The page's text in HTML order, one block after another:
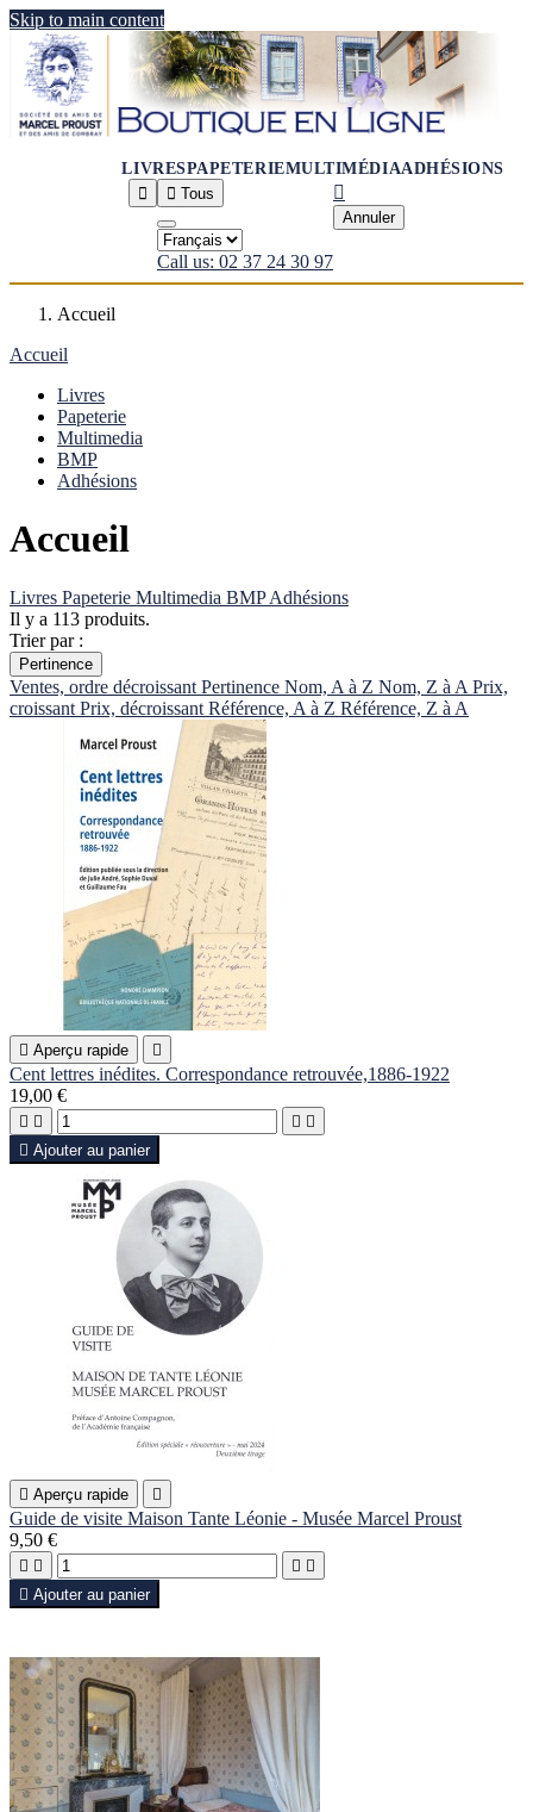
Skip to main content
LIVRESPAPETERIEMULTIMÉDIAADHÉSIONS

 Tous
Call us: 02 37 24 30 97

Annuler
Accueil
Accueil
Livres
Papeterie
Multimedia
BMP
Adhésions
Accueil
Livres Papeterie Multimedia BMP Adhésions
Il y a 113 produits.
Trier par :
Pertinence
Ventes, ordre décroissant Pertinence Nom, A à Z Nom, Z à A Prix,
croissant Prix, décroissant Référence, A à Z Référence, Z à A
 Aperçu rapide 
Cent lettres inédites. Correspondance retrouvée,1886-1922
19,00 €
   
 Ajouter au panier
 Aperçu rapide 
Guide de visite Maison Tante Léonie - Musée Marcel Proust
9,50 €
   
 Ajouter au panier